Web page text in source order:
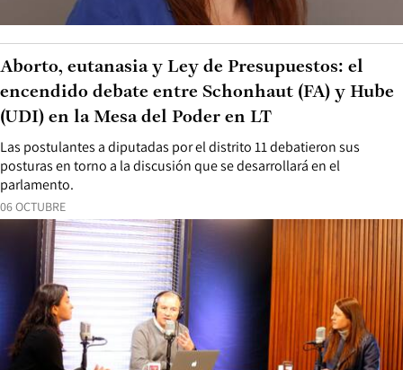
06 OCTUBRE
Las postulantes a diputadas por el distrito 11 debatieron sus
posturas en torno a la discusión que se desarrollará en el
parlamento.
Aborto, eutanasia y Ley de Presupuestos: el
encendido debate entre Schonhaut (FA) y Hube
(UDI) en la Mesa del Poder en LT